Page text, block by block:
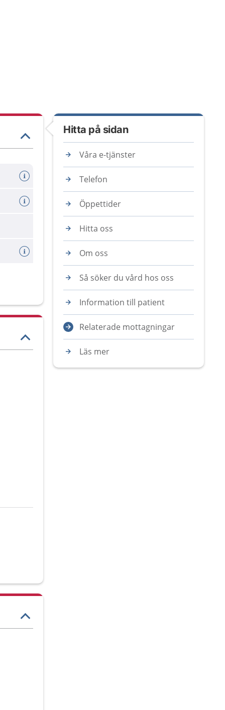
Hitta på sidan
Våra e-tjänster
Telefon
Öppettider
Hitta oss
Om oss
Så söker du vård hos oss
Information till patient
Relaterade mottagningar
Läs mer